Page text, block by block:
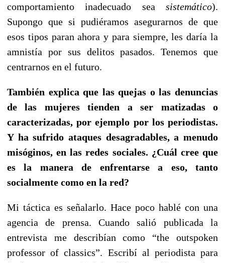
comportamiento inadecuado sea sistemático).
Supongo que si pudiéramos asegurarnos de que
esos tipos paran ahora y para siempre, les daría la
amnistía por sus delitos pasados. Tenemos que
centrarnos en el futuro.
También explica que las quejas o las denuncias
de las mujeres tienden a ser matizadas o
caracterizadas, por ejemplo por los periodistas.
Y ha sufrido ataques desagradables, a menudo
misóginos, en las redes sociales. ¿Cuál cree que
es la manera de enfrentarse a eso, tanto
socialmente como en la red?
Mi táctica es señalarlo. Hace poco hablé con una
agencia de prensa. Cuando salió publicada la
entrevista me describían como “the outspoken
professor of classics”. Escribí al periodista para